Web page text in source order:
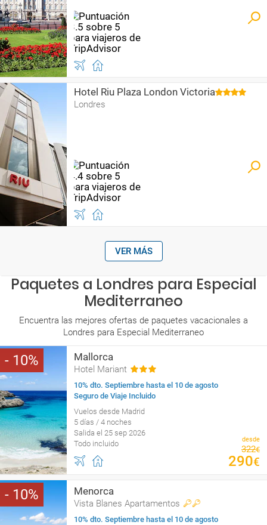
Hotel Riu Plaza London Victoria
Londres
VER MÁS
Paquetes a Londres para Especial
Mediterraneo
Encuentra las mejores ofertas de paquetes vacacionales a
Londres para Especial Mediterraneo
10 Mallorca
Hotel Mariant
10% dto. Septiembre hasta el 10 de agosto
Seguro de Viaje Incluido
Vuelos desde Madrid
5 días / 4 noches
Salida el 25 sep 2026
Todo incluido
desde
322€
290€
10 Menorca
Vista Blanes Apartamentos
10% dto. Septiembre hasta el 10 de agosto